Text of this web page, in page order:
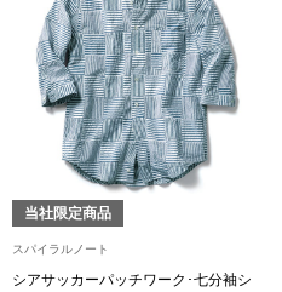
当社限定商品
スパイラルノート
シアサッカーパッチワーク･七分袖シ